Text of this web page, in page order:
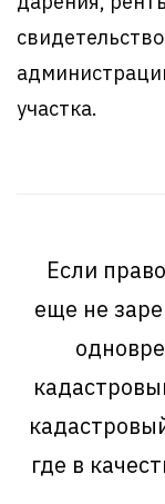
участка.
Если
еще не
где в